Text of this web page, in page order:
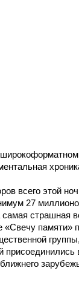
всего этой
27
страшная
«Свечу памяти»
присоединились